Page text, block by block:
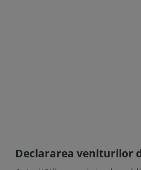
Declararea veniturilor